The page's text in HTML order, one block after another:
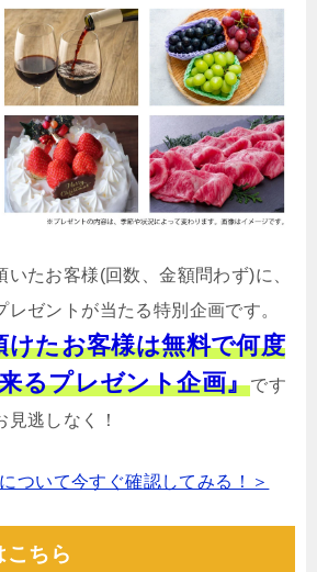
たお客様(回数、金額問わず)に、
ゼントが当たる特別企画です。
けたお客様は無料で何度
るプレゼント企画』です
逃しなく！
ついて今すぐ確認してみる！＞
こちら